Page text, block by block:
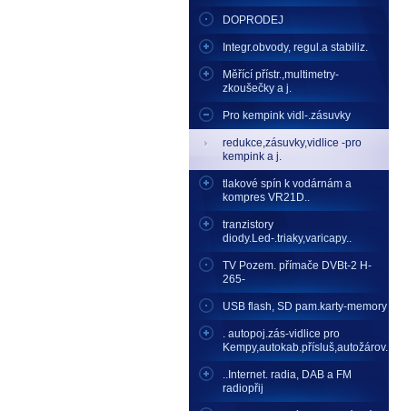
DOPRODEJ
Integr.obvody, regul.a stabiliz.
Měřící přístr.,multimetry-
zkoušečky a j.
Pro kempink vidl-.zásuvky
redukce,zásuvky,vidlice -pro
kempink a j.
tlakové spín k vodárnám a
kompres VR21D..
tranzistory
diody.Led-.triaky,varicapy..
TV Pozem. přímače DVBt-2 H-
265-
USB flash, SD pam.karty-memory
. autopoj.zás-vidlice pro
Kempy,autokab.přísluš,autožárov.
..Internet. radia, DAB a FM
radiopřij